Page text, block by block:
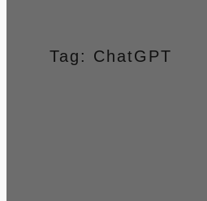
Tag: ChatGPT